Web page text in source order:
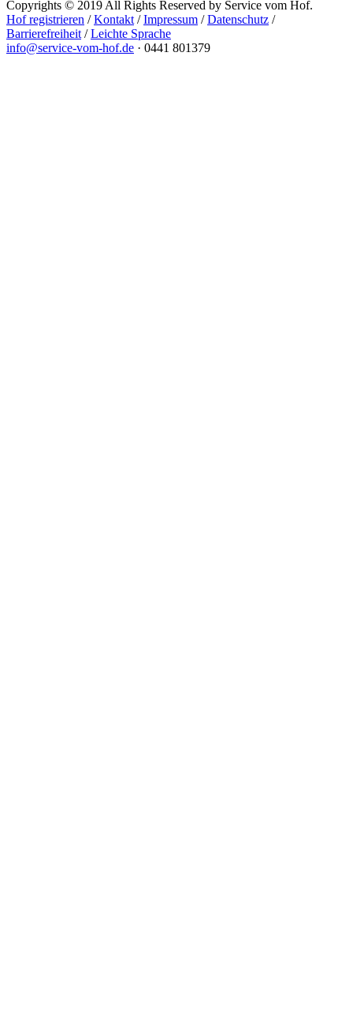
Copyrights © 2019 All Rights Reserved by Service vom Hof.
Hof registrieren /Kontakt /Impressum /Datenschutz /
Barrierefreiheit /Leichte Sprache
info@service-vom-hof.de · 0441 801379